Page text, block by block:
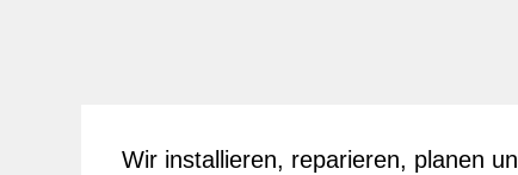
Wir installieren, reparieren, planen